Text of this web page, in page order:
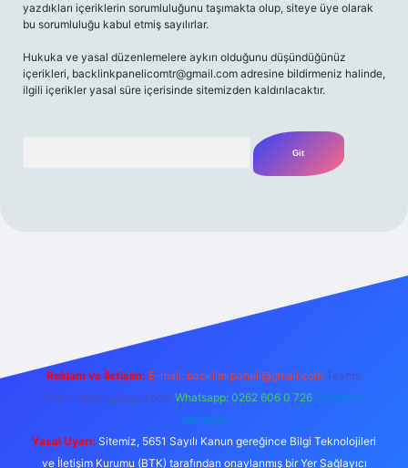
yazdıkları içeriklerin sorumluluğunu taşımakta olup, siteye üye olarak
bu sorumluluğu kabul etmiş sayılırlar.
Hukuka ve yasal düzenlemelere aykırı olduğunu düşündüğünüz
içerikleri, backlinkpanelicomtr@gmail.com adresine bildirmeniz halinde,
ilgili içerikler yasal süre içerisinde sitemizden kaldırılacaktır.
Reklam ve İletişim: E-mail: backlinkpaneli@gmail.com Teams:
forumhizmeti@gmail.com Whatsapp: 0262 606 0 726 Telegram:
@karabul
Yasal Uyarı: Sitemiz, 5651 Sayılı Kanun gereğince Bilgi Teknolojileri
ve İletişim Kurumu (BTK) tarafından onaylanmış bir Yer Sağlayıcı